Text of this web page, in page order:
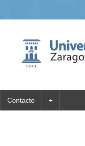
Contacto +